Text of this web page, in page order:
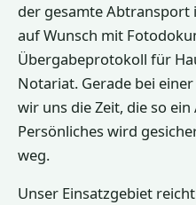
der gesamte Abtransport
auf Wunsch mit
Übergabeprotokoll für
Notariat. Gerade bei einer
wir uns die Zeit, die so
Persönliches wird
weg.
Unser Einsatzgebiet